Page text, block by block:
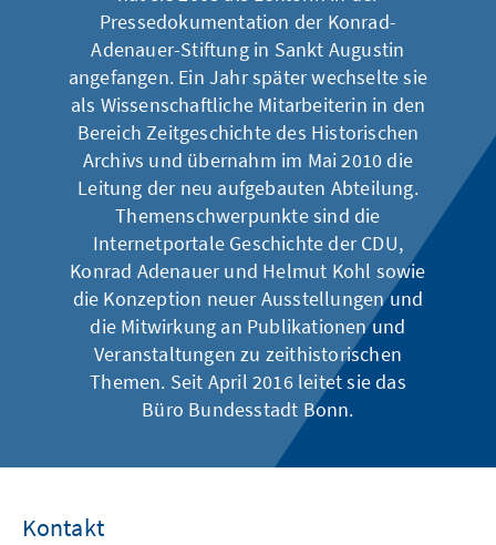
Pressedokumentation der Konrad-
Adenauer-Stiftung in Sankt Augustin
angefangen. Ein Jahr später wechselte sie
als Wissenschaftliche Mitarbeiterin in den
Bereich Zeitgeschichte des Historischen
Archivs und übernahm im Mai 2010 die
Leitung der neu aufgebauten Abteilung.
Themenschwerpunkte sind die
Internetportale Geschichte der CDU,
Konrad Adenauer und Helmut Kohl sowie
die Konzeption neuer Ausstellungen und
die Mitwirkung an Publikationen und
Veranstaltungen zu zeithistorischen
Themen. Seit April 2016 leitet sie das
Büro Bundesstadt Bonn.
Kontakt